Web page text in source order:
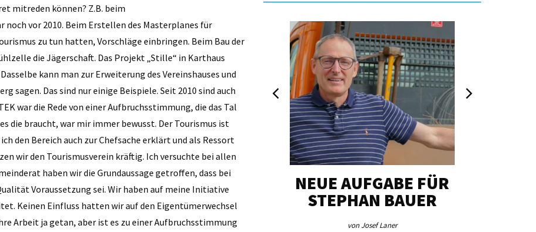
mitreden können? Z.B. beim
vor 2010. Beim Erstellen des Masterplanes für
zu tun hatten, Vorschläge einbringen. Beim Bau der
die Jägerschaft. Das Projekt „Stille“ in ­Karthaus
kann man zur Erweiterung des Vereinshauses und
sagen. Das sind nur einige Beispiele. Seit 2010 sind auch
war die Rede von einer Aufbruchsstimmung, die das Tal
die braucht, war mir immer bewusst. Der Tourismus ist
den Bereich auch zur Chefsache erklärt und als Ressort
wir den Tourismusverein kräftig. Ich versuchte bei allen
haben wir die Grundaussage getroffen, dass bei
­Voraussetzung sei. Wir haben auf meine Initiative
Keinen Einfluss hatten wir auf den Eigentümerwechsel
Arbeit ja getan, aber ist es zu einer Aufbruchsstimmung
NEUE AUFGABE FÜR
STEPHAN BAUER
von Josef Laner